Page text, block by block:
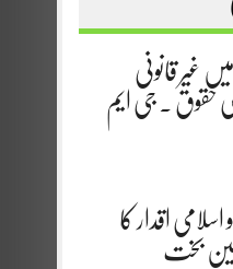
غیر قانونی
حقوق . جی ایم
اسلامی اقدار کا
بخت